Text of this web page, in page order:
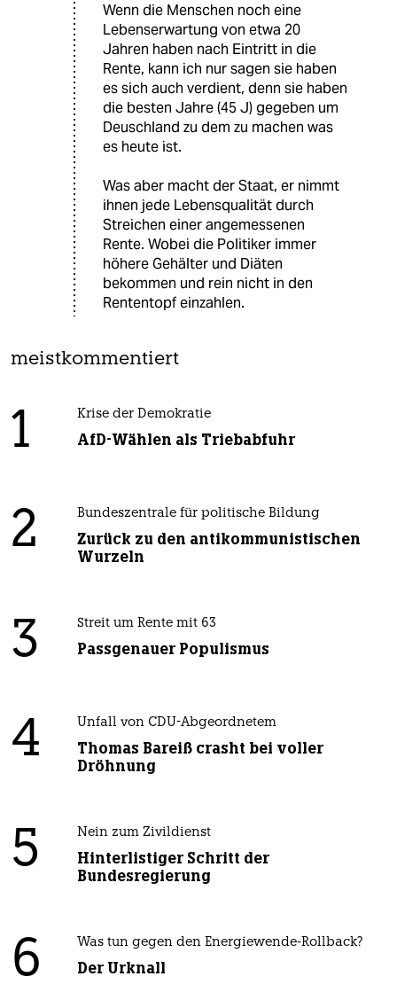
Wenn die Menschen noch eine
Lebenserwartung von etwa 20
Jahren haben nach Eintritt in die
Rente, kann ich nur sagen sie haben
es sich auch verdient, denn sie haben
die besten Jahre (45 J) gegeben um
Deuschland zu dem zu machen was
es heute ist.
Was aber macht der Staat, er nimmt
ihnen jede Lebensqualität durch
Streichen einer angemessenen
Rente. Wobei die Politiker immer
höhere Gehälter und Diäten
bekommen und rein nicht in den
Rententopf einzahlen.
meistkommentiert
1 Krise der Demokratie
AfD-Wählen als Triebabfuhr
2 Bundeszentrale für politische Bildung
Zurück zu den antikommunistischen
Wurzeln
3 Streit um Rente mit 63
Passgenauer Populismus
4 Unfall von CDU-Abgeordnetem
Thomas Bareiß crasht bei voller
Dröhnung
5 Nein zum Zivildienst
Hinterlistiger Schritt der
Bundesregierung
6 Was tun gegen den Energiewende-Rollback?
Der Urknall